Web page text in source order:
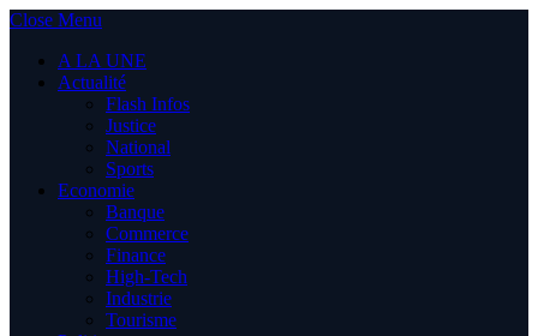
Close Menu
A LA UNE
Actualité
Flash Infos
Justice
National
Sports
Economie
Banque
Commerce
Finance
High-Tech
Industrie
Tourisme